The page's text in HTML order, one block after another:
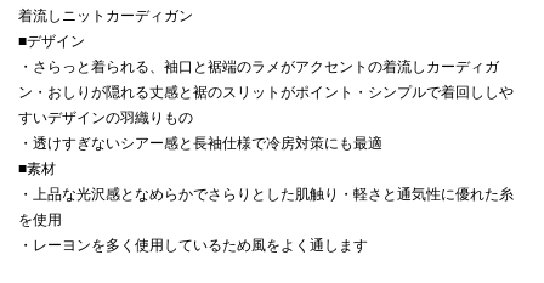
着流しニットカーディガン
■デザイン
・さらっと着られる、袖口と裾端のラメがアクセントの着流しカーディガ
ン・おしりが隠れる丈感と裾のスリットがポイント・シンプルで着回ししや
すいデザインの羽織りもの
・透けすぎないシアー感と長袖仕様で冷房対策にも最適
■素材
・上品な光沢感となめらかでさらりとした肌触り・軽さと通気性に優れた糸
を使用
・レーヨンを多く使用しているため風をよく通します